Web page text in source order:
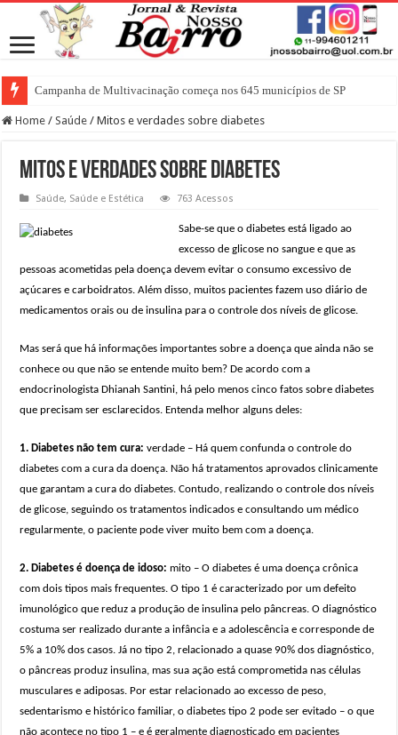
Campanha de Multivacinação começa nos 645 municípios de SP
Home / Saúde / Mitos e verdades sobre diabetes
Mitos e verdades sobre diabetes
Saúde, Saúde e Estética 763 Acessos
Sabe-se que o diabetes está ligado ao
excesso de glicose no sangue e que as
pessoas acometidas pela doença devem evitar o consumo excessivo de
açúcares e carboidratos. Além disso, muitos pacientes fazem uso diário de
medicamentos orais ou de insulina para o controle dos níveis de glicose.
Mas será que há informações importantes sobre a doença que ainda não se
conhece ou que não se entende muito bem? De acordo com a
endocrinologista Dhianah Santini, há pelo menos cinco fatos sobre diabetes
que precisam ser esclarecidos. Entenda melhor alguns deles:
1. Diabetes não tem cura: verdade – Há quem confunda o controle do
diabetes com a cura da doença. Não há tratamentos aprovados clinicamente
que garantam a cura do diabetes. Contudo, realizando o controle dos níveis
de glicose, seguindo os tratamentos indicados e consultando um médico
regularmente, o paciente pode viver muito bem com a doença.
2. Diabetes é doença de idoso: mito – O diabetes é uma doença crônica
com dois tipos mais frequentes. O tipo 1 é caracterizado por um defeito
imunológico que reduz a produção de insulina pelo pâncreas. O diagnóstico
costuma ser realizado durante a infância e a adolescência e corresponde de
5% a 10% dos casos. Já no tipo 2, relacionado a quase 90% dos diagnóstico,
o pâncreas produz insulina, mas sua ação está comprometida nas células
musculares e adiposas. Por estar relacionado ao excesso de peso,
sedentarismo e histórico familiar, o diabetes tipo 2 pode ser evitado – o que
não acontece no tipo 1 – e é geralmente diagnosticado em pacientes